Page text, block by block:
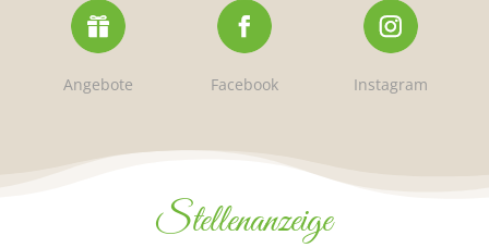
Angebote Facebook Instagram
Stellenanzeige